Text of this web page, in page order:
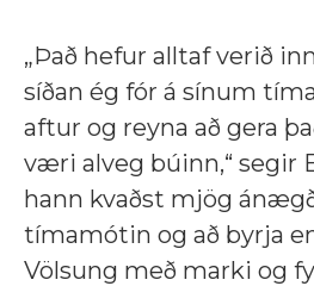
„Það hefur alltaf verið
síðan ég fór á sínum
aftur og reyna að gera
væri alveg búinn,“ segir
hann kvaðst mjög
tímamótin og að byrja
Völsung með marki og